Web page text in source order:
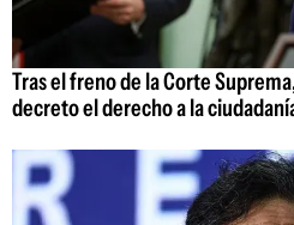
Tras el freno de la Corte
decreto el derecho a la